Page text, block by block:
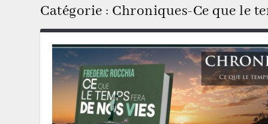
Catégorie : Chroniques-Ce que le